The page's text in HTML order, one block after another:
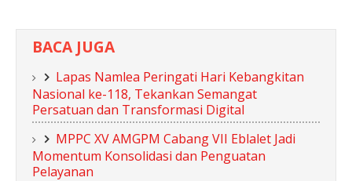
BACA JUGA
Lapas Namlea Peringati Hari Kebangkitan
Nasional ke-118, Tekankan Semangat
Persatuan dan Transformasi Digital
MPPC XV AMGPM Cabang VII Eblalet Jadi
Momentum Konsolidasi dan Penguatan
Pelayanan